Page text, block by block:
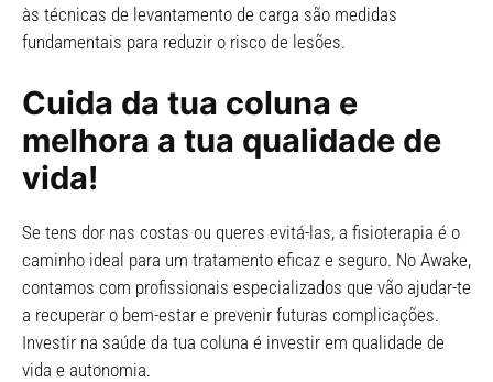
às técnicas de levantamento de carga são medidas
fundamentais para reduzir o risco de lesões.
Cuida da tua coluna e
melhora a tua qualidade de
vida!
Se tens dor nas costas ou queres evitá-las, a fisioterapia é o
caminho ideal para um tratamento eficaz e seguro. No Awake,
contamos com profissionais especializados que vão ajudar-te
a recuperar o bem-estar e prevenir futuras complicações.
Investir na saúde da tua coluna é investir em qualidade de
vida e autonomia.